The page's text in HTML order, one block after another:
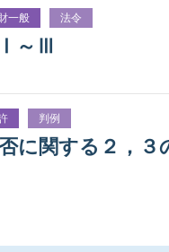
一般 法令
Ⅰ～Ⅲ
判例
に関する２，３